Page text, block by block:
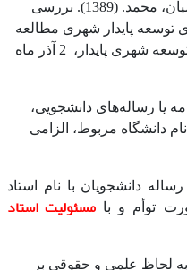
1- سلیقه، محمد؛ اصغری، آزاد و ویسیان، محمد. (1389). بررسی
پایدار شهری مطالعه
موردی: شهر دهگلان. اولین همایش توسعه شهری پایدار، 2 آذر ماه
یا رساله‌های دانشجویی،
دانشگاه مربوط، الزامی
دانشجویان با نام استاد
توأم و با مسئولیت استاد
‌لحاظ علمی و حقوقی بر